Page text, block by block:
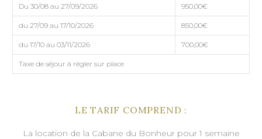
Du 30/08 au 27/09/2026 950,00€
du 27/09 au 17/10/2026 850,00€
du 17/10 au 03/11/2026 700,00€
Taxe de séjour à régler sur place
LE TARIF COMPREND :
La location de la Cabane du Bonheur pour 1 semaine